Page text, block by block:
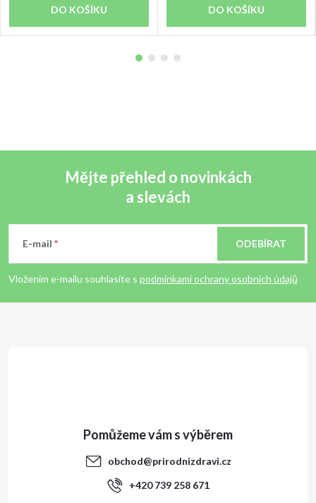
DO KOŠÍKU DO KOŠÍKU
p
Mějte přehled o novinkách
a slevách
E-mail
Vložením e-mailu souhlasíte s podmínkami ochrany osobních údajů
ODEBÍRAT
obchod@prirodnizdravi.cz
+420 739 258 671